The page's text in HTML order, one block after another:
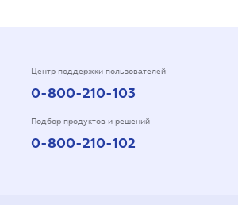
Центр поддержки пользователей
0-800-210-103
Подбор продуктов и решений
0-800-210-102